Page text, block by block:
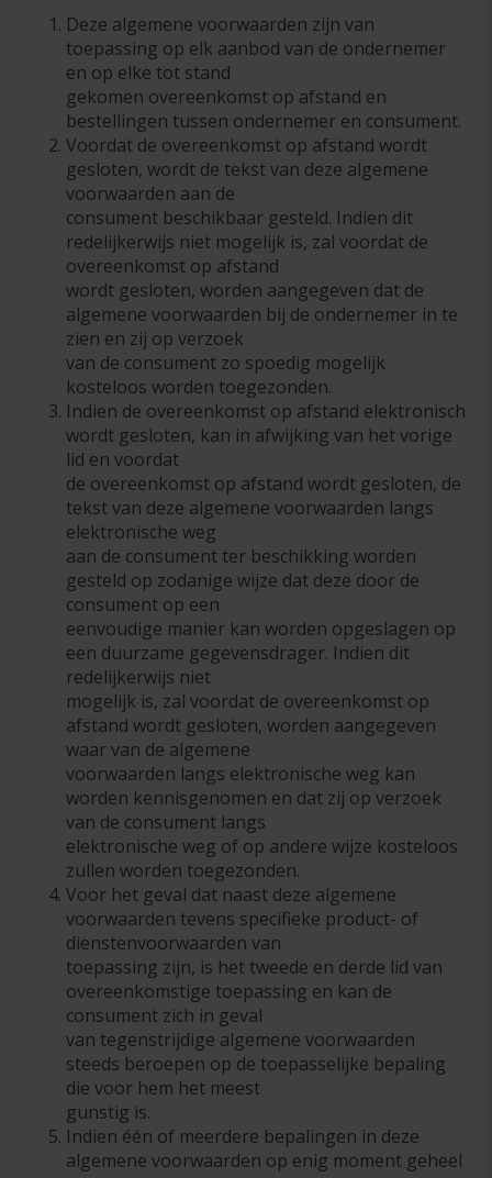
Deze algemene voorwaarden zijn van
toepassing op elk aanbod van de ondernemer
en op elke tot stand
gekomen overeenkomst op afstand en
bestellingen tussen ondernemer en consument.
Voordat de overeenkomst op afstand wordt
gesloten, wordt de tekst van deze algemene
voorwaarden aan de
consument beschikbaar gesteld. Indien dit
redelijkerwijs niet mogelijk is, zal voordat de
overeenkomst op afstand
wordt gesloten, worden aangegeven dat de
algemene voorwaarden bij de ondernemer in te
zien en zij op verzoek
van de consument zo spoedig mogelijk
kosteloos worden toegezonden.
Indien de overeenkomst op afstand elektronisch
wordt gesloten, kan in afwijking van het vorige
lid en voordat
de overeenkomst op afstand wordt gesloten, de
tekst van deze algemene voorwaarden langs
elektronische weg
aan de consument ter beschikking worden
gesteld op zodanige wijze dat deze door de
consument op een
eenvoudige manier kan worden opgeslagen op
een duurzame gegevensdrager. Indien dit
redelijkerwijs niet
mogelijk is, zal voordat de overeenkomst op
afstand wordt gesloten, worden aangegeven
waar van de algemene
voorwaarden langs elektronische weg kan
worden kennisgenomen en dat zij op verzoek
van de consument langs
elektronische weg of op andere wijze kosteloos
zullen worden toegezonden.
Voor het geval dat naast deze algemene
voorwaarden tevens specifieke product- of
dienstenvoorwaarden van
toepassing zijn, is het tweede en derde lid van
overeenkomstige toepassing en kan de
consument zich in geval
van tegenstrijdige algemene voorwaarden
steeds beroepen op de toepasselijke bepaling
die voor hem het meest
gunstig is.
Indien één of meerdere bepalingen in deze
algemene voorwaarden op enig moment geheel